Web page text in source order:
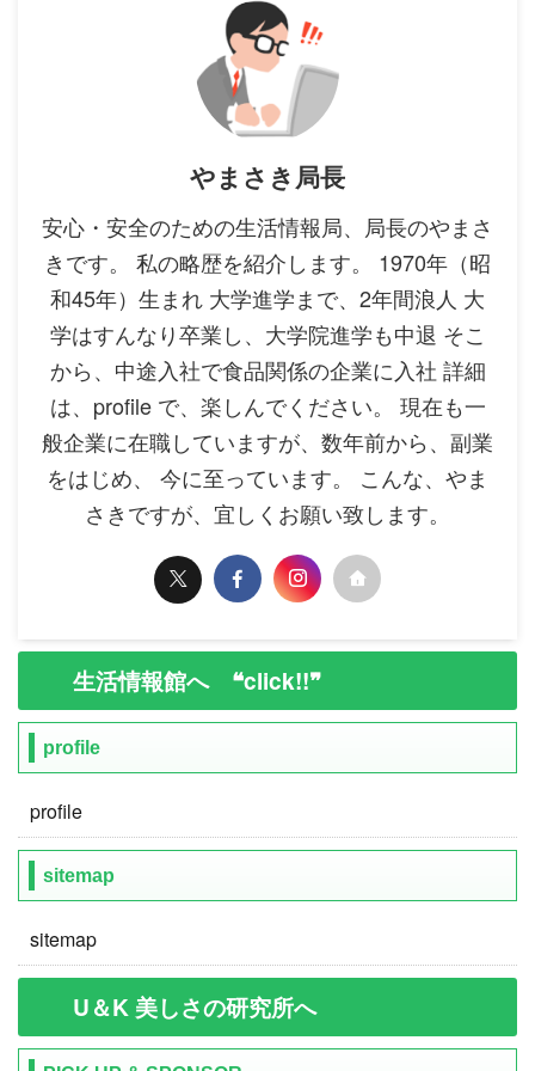
やまさき局長
安心・安全のための生活情報局、局長のやまさ
きです。 私の略歴を紹介します。 1970年（昭
和45年）生まれ 大学進学まで、2年間浪人 大
学はすんなり卒業し、大学院進学も中退 そこ
から、中途入社で食品関係の企業に入社 詳細
は、profile で、楽しんでください。 現在も一
般企業に在職していますが、数年前から、副業
をはじめ、 今に至っています。 こんな、やま
さきですが、宜しくお願い致します。
生活情報館へ ❝click!!❞
profile
profile
sitemap
sitemap
U＆K 美しさの研究所へ